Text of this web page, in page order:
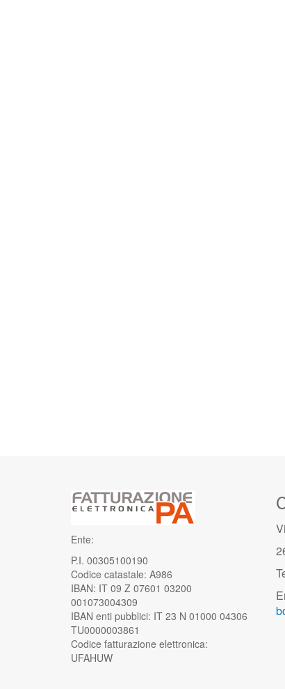
Ente:
P.I. 00305100190
Codice catastale: A986
IBAN: IT 09 Z 07601 03200
001073004309
IBAN enti pubblici: IT 23 N 01000 04306
TU0000003861
Codice fatturazione elettronica:
UFAHUW